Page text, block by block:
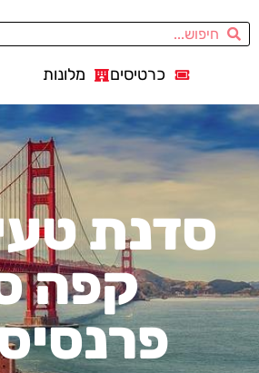
כרטיסים מלונות
סדנת
קפה